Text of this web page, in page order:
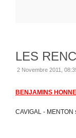
LES
2 Novembre 2011,
BENJAMINS
CAVIGAL -